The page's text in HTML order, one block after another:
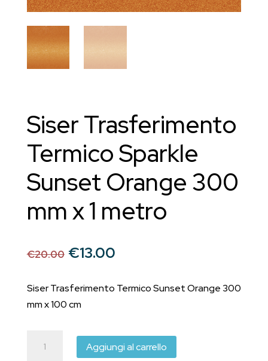
Siser Trasferimento
Termico Sparkle
Sunset Orange 300
mm x 1 metro
€20.00 Il
originale
era:
€13.00Il
attuale
Siser Trasferimento Termico Sunset Orange 300
mm x 100 cm
Trasferimento
Aggiungi al carrello